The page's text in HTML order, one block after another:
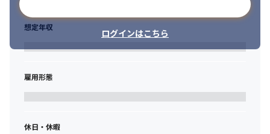
ログインはこちら
想定年収
雇用形態
休日・休暇